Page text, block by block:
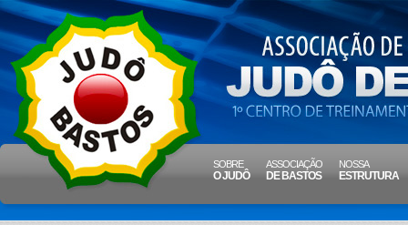
SOBRE
O JUDÔ
ASSOCIAÇÃO
DE BASTOS
NOSSA
ESTRUTURA